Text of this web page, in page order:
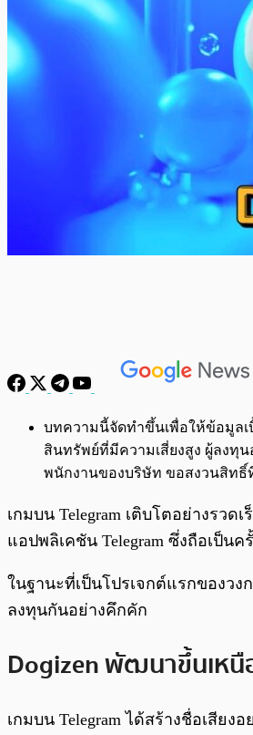
พร้อมเล่น
บทความนี้จัดทำขึ้นเพื่อให้ข้อมูลเ
สินทรัพย์ที่มีความเสี่ยงสูง ผู้ลงทุ
พนักงานของบริษัท ขอสงวนสิทธิ์
เกมบน Telegram เติบโตอย่างรวดเ
แอปพลิเคชัน Telegram ซึ่งถือเป็
ในฐานะที่เป็นโปรเจกต์แรกของว
ลงทุนกันอย่างคึกคัก
Dogizen พัฒนาขึ้นเหนื
เกมบน Telegram ได้สร้างชื่อเสียง